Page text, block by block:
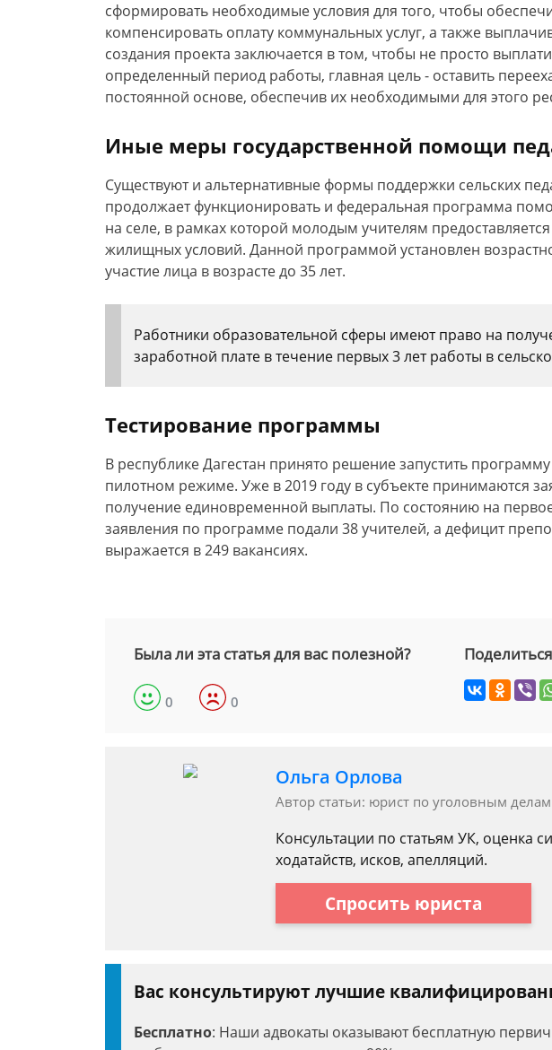
сформировать необходимые условия для того, чтобы
компенсировать оплату коммунальных услуг, а также
создания проекта заключается в том, чтобы не просто
определенный период работы, главная цель - оставить
постоянной основе, обеспечив их необходимыми для этого
Иные меры государственной помощи
Существуют и альтернативные формы поддержки сельских
продолжает функционировать и федеральная программа
на селе, в рамках которой молодым учителям
жилищных условий. Данной программой установлен
участие лица в возрасте до 35 лет.
Работники образовательной сферы имеют право на
заработной плате в течение первых 3 лет работы в
Тестирование программы
В республике Дагестан принято решение запустить
пилотном режиме. Уже в 2019 году в субъекте принимаются
получение единовременной выплаты. По состоянию на
заявления по программе подали 38 учителей, а дефицит
выражается в 249 вакансиях.
Была ли эта статья для вас полезной?
0 0
Ольга Орлова
Автор статьи: юрист по уголовным делам
Консультации по статьям УК, оценка
ходатайств, исков, апелляций.
Спросить юриста
Вас консультируют лучшие
Бесплатно: Наши адвокаты оказывают бесплатную